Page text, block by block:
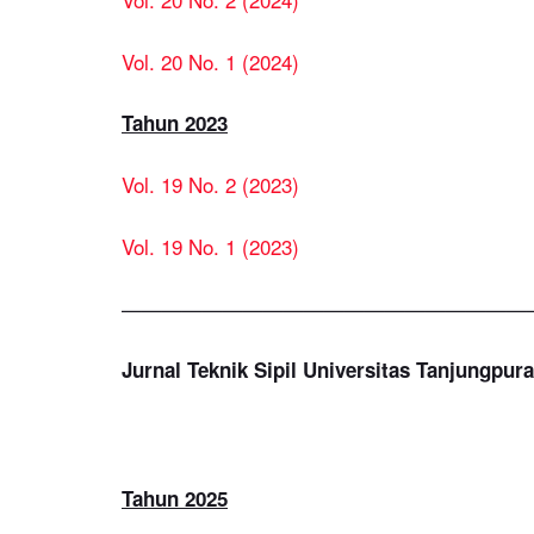
Vol. 20 No. 1 (2024)
Tahun 2023
Vol. 19 No. 2 (2023)
Vol. 19 No. 1 (2023)
Jurnal Teknik Sipil Universitas Tanjungpura
Tahun 2025